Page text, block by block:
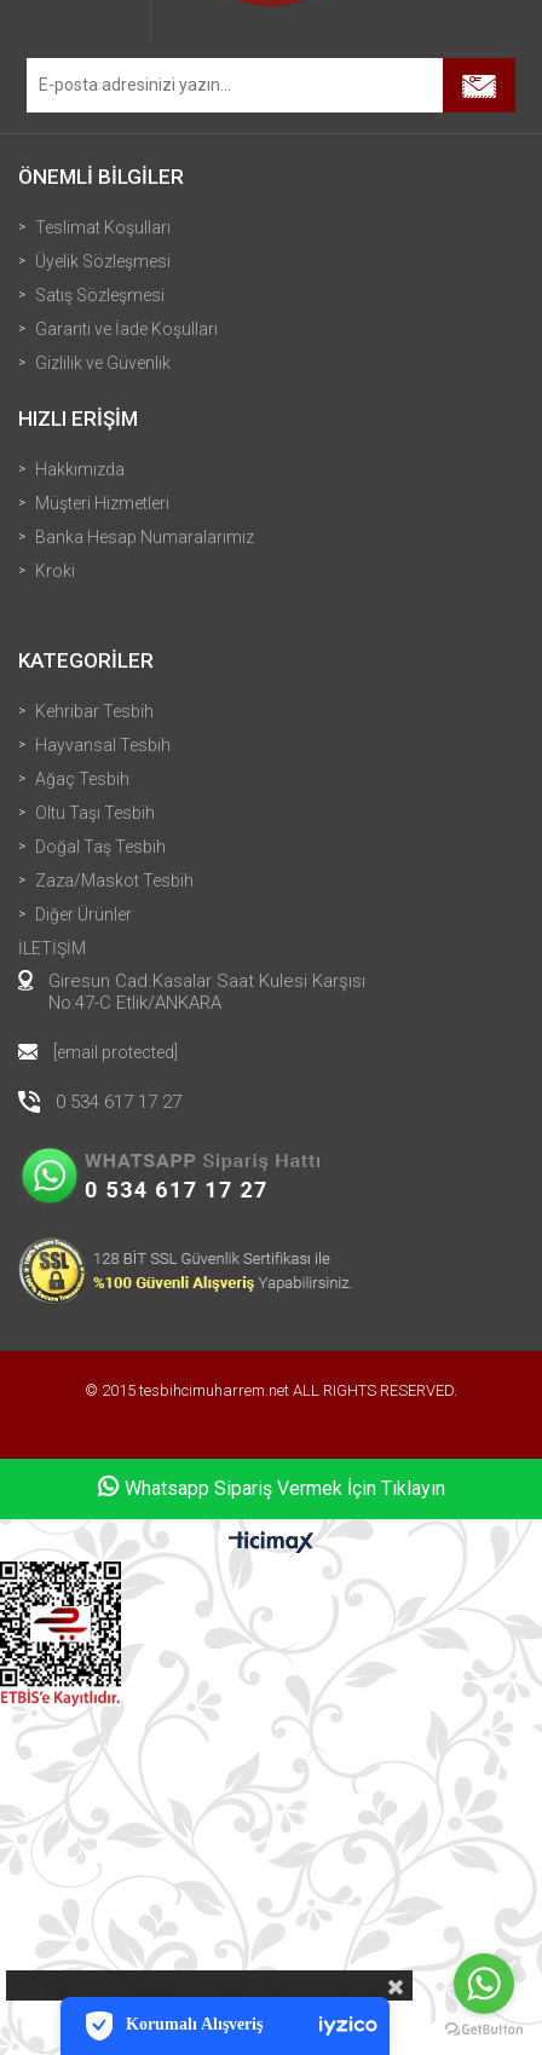
Korumalı Alışveriş
PCI-DSS Ödeme Güvenliği
7/24 Canlı Destek
iyzico Korumalı Alışveriş
Whatsapp Sipariş Vermek İçin Tıklayın
ÖNEMLİ BİLGİLER
Teslimat Koşulları
Üyelik Sözleşmesi
Satış Sözleşmesi
Garanti ve İade Koşulları
Gizlilik ve Güvenlik
HIZLI ERİŞİM
Hakkımızda
Müşteri Hizmetleri
Banka Hesap Numaralarımız
Kroki
KATEGORİLER
Kehribar Tesbih
Hayvansal Tesbih
Ağaç Tesbih
Oltu Taşı Tesbih
Doğal Taş Tesbih
Zaza/Maskot Tesbih
Diğer Ürünler
İLETİŞİM
Giresun Cad.Kasalar Saat Kulesi Karşısı
No:47-C Etlik/ANKARA
[email protected]
0 534 617 17 27
© 2015 tesbihcimuharrem.net ALL RIGHTS RESERVED.
Whatsapp Sipariş Vermek İçin Tıklayın